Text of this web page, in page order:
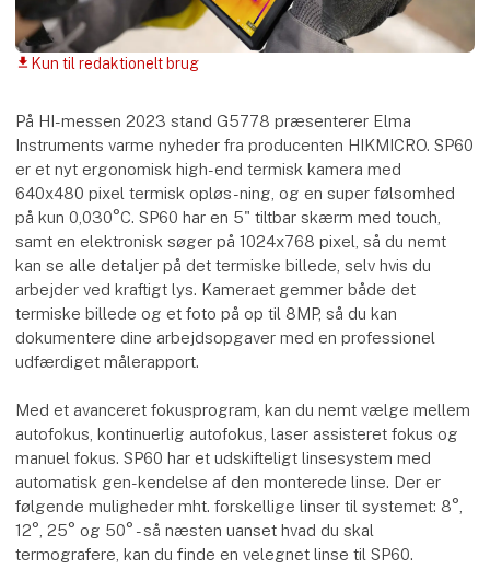
download Kun til redaktionelt brug
På HI-messen 2023 stand G5778 præsenterer Elma
Instruments varme nyheder fra producenten HIKMICRO. SP60
er et nyt ergonomisk high-end termisk kamera med
640x480 pixel termisk opløs-ning, og en super følsomhed
på kun 0,030°C. SP60 har en 5" tiltbar skærm med touch,
samt en elektronisk søger på 1024x768 pixel, så du nemt
kan se alle detaljer på det termiske billede, selv hvis du
arbejder ved kraftigt lys. Kameraet gemmer både det
termiske billede og et foto på op til 8MP, så du kan
dokumentere dine arbejdsopgaver med en professionel
udfærdiget målerapport.
Med et avanceret fokusprogram, kan du nemt vælge mellem
autofokus, kontinuerlig autofokus, laser assisteret fokus og
manuel fokus. SP60 har et udskifteligt linsesystem med
automatisk gen-kendelse af den monterede linse. Der er
følgende muligheder mht. forskellige linser til systemet: 8°,
12°, 25° og 50° - så næsten uanset hvad du skal
termografere, kan du finde en velegnet linse til SP60.